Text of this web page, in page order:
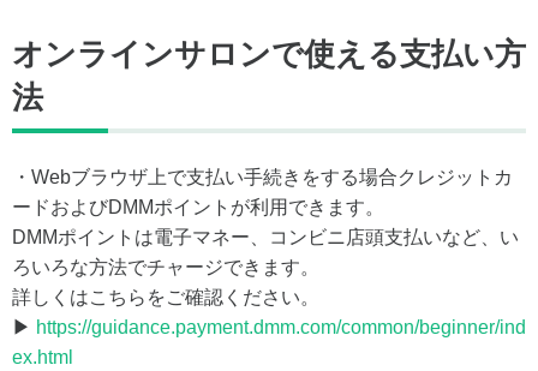
オンラインサロンで使える支払い方
法
・Webブラウザ上で支払い手続きをする場合クレジットカ
ードおよびDMMポイントが利用できます。
DMMポイントは電子マネー、コンビニ店頭支払いなど、い
ろいろな方法でチャージできます。
詳しくはこちらをご確認ください。
▶ https://guidance.payment.dmm.com/common/beginner/ind
ex.html